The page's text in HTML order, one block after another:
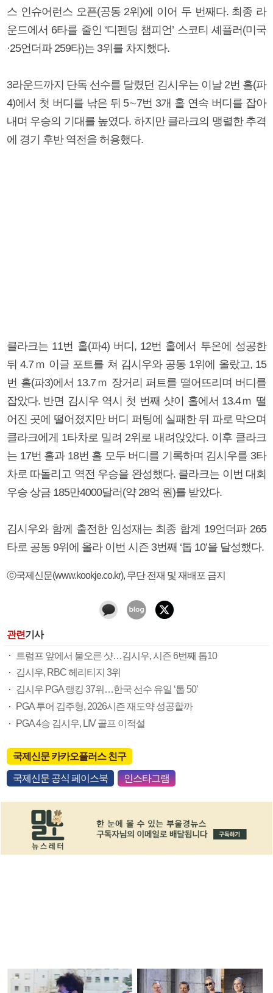
스 인슈어런스 오픈(공동 2위)에 이어 두 번째다. 최종 라
운드에서 6타를 줄인 ‘디펜딩 챔피언’ 스코티 셰플러(미국
·25언더파 259타)는 3위를 차지했다.
3라운드까지 단독 선수를 달렸던 김시우는 이날 2번 홀(파
4)에서 첫 버디를 낚은 뒤 5∼7번 3개 홀 연속 버디를 잡아
내며 우승의 기대를 높였다. 하지만 클라크의 맹렬한 추격
에 경기 후반 역전을 허용했다.
클라크는 11번 홀(파4) 버디, 12번 홀에서 투온에 성공한
뒤 4.7ｍ 이글 포트를 쳐 김시우와 공동 1위에 올랐고, 15
번 홀(파3)에서 13.7ｍ 장거리 퍼트를 떨어뜨리며 버디를
잡았다. 반면 김시우 역시 첫 번째 샷이 홀에서 13.4ｍ 떨
어진 곳에 떨어졌지만 버디 퍼팅에 실패한 뒤 파로 막으며
클라크에게 1타차로 밀려 2위로 내려앉았다. 이후 클라크
는 17번 홀과 18번 홀 모두 버디를 기록하며 김시우를 3타
차로 따돌리고 역전 우승을 완성했다. 클라크는 이번 대회
우승 상금 185만4000달러(약 28억 원)를 받았다.
김시우와 함께 출전한 임성재는 최종 합계 19언더파 265
타로 공동 9위에 올라 이번 시즌 3번째 ‘톱 10’을 달성했다.
ⓒ국제신문(www.kookje.co.kr), 무단 전재 및 재배포 금지
관련기사
트럼프 앞에서 물오른 샷…김시우, 시즌 6번째 톱10
김시우, RBC 헤리티지 3위
김시우 PGA 랭킹 37위…한국 선수 유일 ‘톱 50’
PGA 투어 김주형, 2026시즌 재도약 성공할까
PGA 4승 김시우, LIV 골프 이적설
국제신문 카카오플러스 친구
국제신문 공식 페이스북 인스타그램